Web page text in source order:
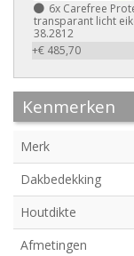
6x Carefree
transparant licht
38.2812
+€ 485,70
Kenmerken
Merk
Dakbedekking
Houtdikte
Afmetingen